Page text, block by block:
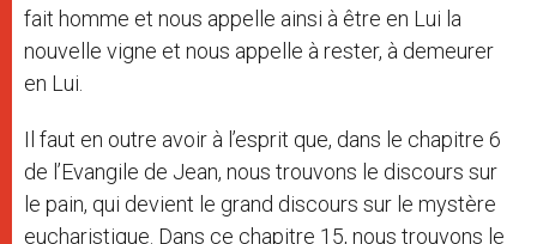
fait homme et nous appelle ainsi à être en Lui la
nouvelle vigne et nous appelle à rester, à demeurer
en Lui.
Il faut en outre avoir à l’esprit que, dans le chapitre 6
de l’Evangile de Jean, nous trouvons le discours sur
le pain, qui devient le grand discours sur le mystère
eucharistique. Dans ce chapitre 15, nous trouvons le